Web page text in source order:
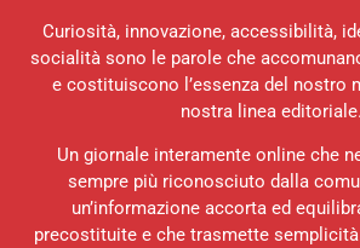
Curiosità, innovazione, accessibilità,
socialità sono le parole che
e costituiscono l’essenza del nostro
nostra linea editoriale.
Un giornale interamente online che
sempre più riconosciuto dalla
un’informazione accorta ed
precostituite e che trasmette